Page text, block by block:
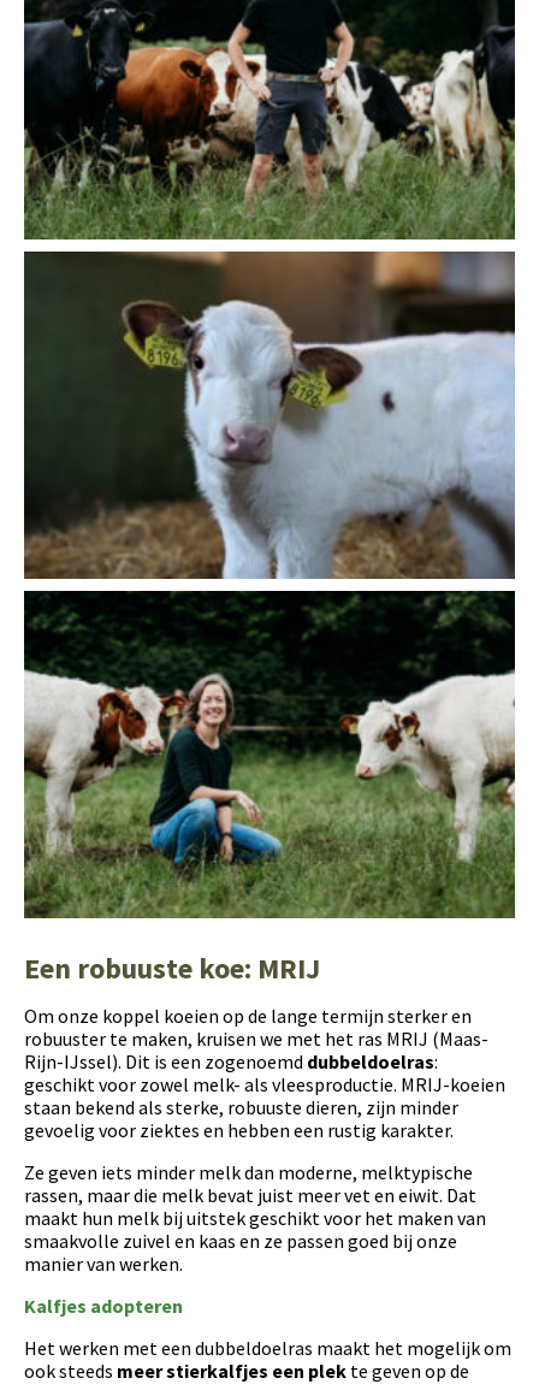
Een robuuste koe: MRIJ
Om onze koppel koeien op de lange termijn sterker en
robuuster te maken, kruisen we met het ras MRIJ (Maas-
Rijn-IJssel). Dit is een zogenoemd dubbeldoelras:
geschikt voor zowel melk- als vleesproductie. MRIJ-koeien
staan bekend als sterke, robuuste dieren, zijn minder
gevoelig voor ziektes en hebben een rustig karakter.
Ze geven iets minder melk dan moderne, melktypische
rassen, maar die melk bevat juist meer vet en eiwit. Dat
maakt hun melk bij uitstek geschikt voor het maken van
smaakvolle zuivel en kaas en ze passen goed bij onze
manier van werken.
Kalfjes adopteren
Het werken met een dubbeldoelras maakt het mogelijk om
ook steeds meer stierkalfjes een plek te geven op de